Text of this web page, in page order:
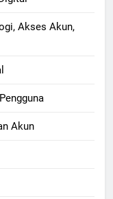
Akses Akun,
Akun